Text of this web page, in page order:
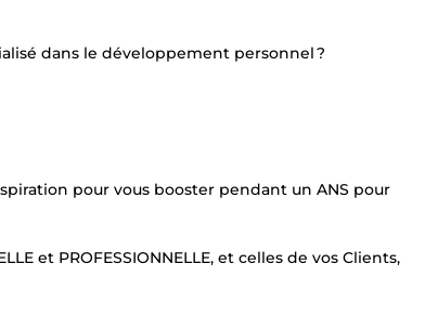
dans le développement personnel ?
pour vous booster pendant un ANS pour
et PROFESSIONNELLE, et celles de vos Clients,